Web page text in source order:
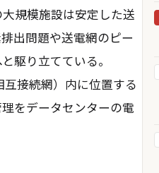
規模施設は安定した送
出問題や送電網のピー
駆り立てている。
接続網）内に位置する
をデータセンターの電